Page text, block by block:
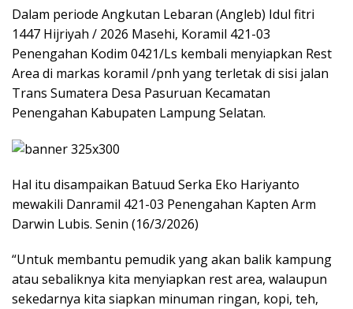
Dalam periode Angkutan Lebaran (Angleb) Idul fitri
1447 Hijriyah / 2026 Masehi, Koramil 421-03
Penengahan Kodim 0421/Ls kembali menyiapkan Rest
Area di markas koramil /pnh yang terletak di sisi jalan
Trans Sumatera Desa Pasuruan Kecamatan
Penengahan Kabupaten Lampung Selatan.
Hal itu disampaikan Batuud Serka Eko Hariyanto
mewakili Danramil 421-03 Penengahan Kapten Arm
Darwin Lubis. Senin (16/3/2026)
“Untuk membantu pemudik yang akan balik kampung
atau sebaliknya kita menyiapkan rest area, walaupun
sekedarnya kita siapkan minuman ringan, kopi, teh,